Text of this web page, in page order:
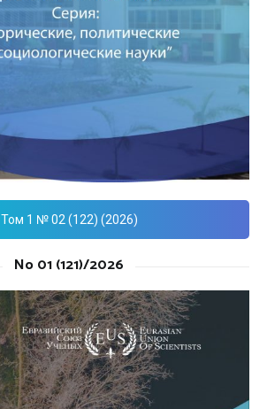
Том 1 № 02 (122) (2026)
No 01 (121)/2026